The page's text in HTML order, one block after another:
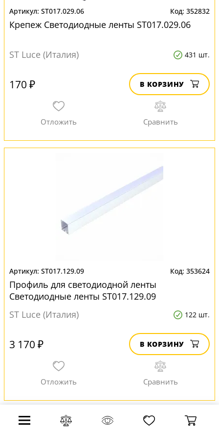
ST017.029.06 352832
Крепеж Светодиодные ленты ST017.029.06
ST Luce (Италия) 431 шт.
170 ₽ В КОРЗИНУ
ST017.129.09 353624
Профиль для светодиодной ленты
Светодиодные ленты ST017.129.09
ST Luce (Италия)
122 шт.
3 170 ₽ В КОРЗИНУ